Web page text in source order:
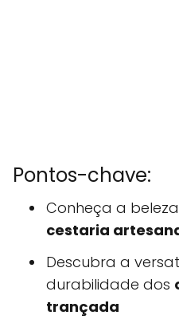
Pontos-chave:
Conheça a
cestaria
Descubra a
durabilidade dos
trançada